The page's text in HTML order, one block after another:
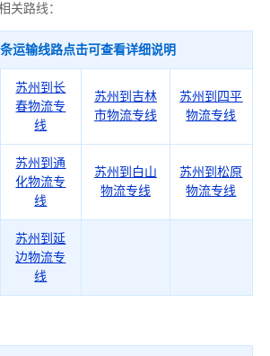
关路线：
运输线路点击可查看详细说明
苏州到长
春物流专
线
苏州到吉林
市物流专线
苏州到四平
物流专线
苏州到通
化物流专
线
苏州到白山
物流专线
苏州到松原
物流专线
苏州到延
边物流专
线